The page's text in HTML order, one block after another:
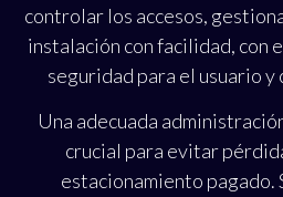
controlar los accesos,
instalación con facilidad, con
seguridad para el usuario
Una adecuada
crucial para evitar
estacionamiento pagado.